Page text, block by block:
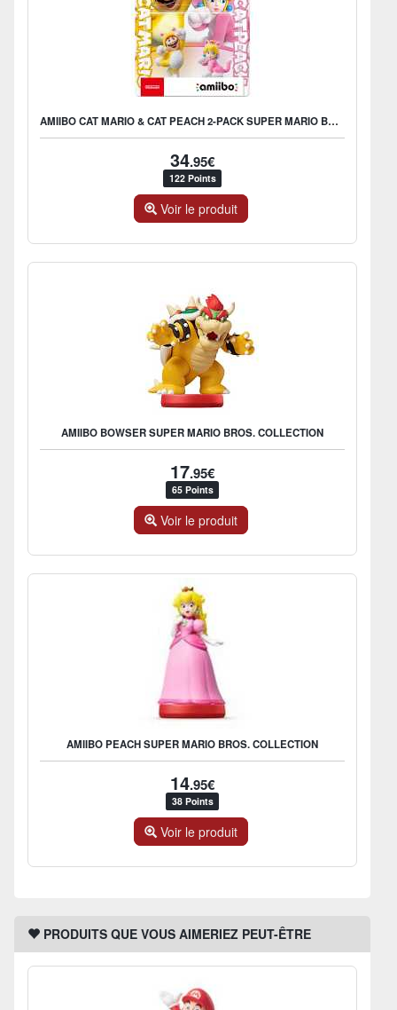
AMIIBO CAT MARIO & CAT PEACH 2-PACK SUPER MARIO BROS. COLLECTION
34.95€
122 Points
Voir le produit
AMIIBO BOWSER SUPER MARIO BROS. COLLECTION
17.95€
65 Points
Voir le produit
AMIIBO PEACH SUPER MARIO BROS. COLLECTION
14.95€
38 Points
Voir le produit
PRODUITS QUE VOUS AIMERIEZ PEUT-ÊTRE